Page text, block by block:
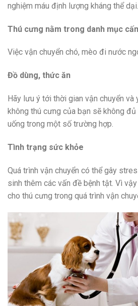
nghiệm máu định lượng kháng thể dại…
Thú cưng nằm trong danh mục
Việc vận chuyển chó, mèo đi nước
Đồ dùng, thức ăn
Hãy lưu ý tới thời gian vận chuyển và
không thú cưng của bạn sẽ không
uống trong một số trường hợp.
Tình trạng sức khỏe
Quá trình vận chuyển có thể gây
sinh thêm các vấn đề bệnh tật. Vì
cho thú cưng trong quá trình vận